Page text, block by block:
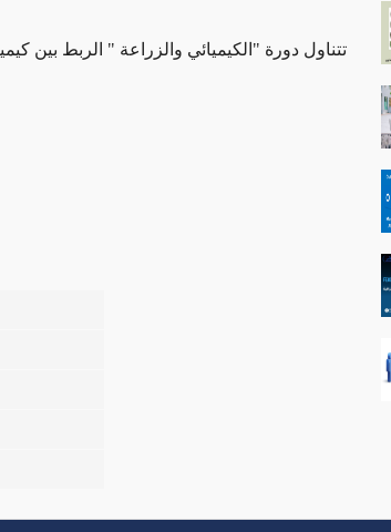
تتناول دورة "الكيميائي والزراعة " الربط بين